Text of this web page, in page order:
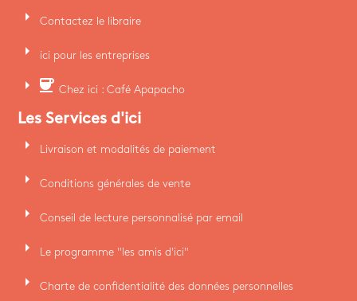
arrow_right Contactez le libraire
arrow_right ici pour les entreprises
arrow_right coffee Chez ici : Café Apapacho
Les Services d'ici
arrow_right Livraison et modalités de paiement
arrow_right Conditions générales de vente
arrow_right Conseil de lecture personnalisé par email
arrow_right Le programme "les amis d'ici"
arrow_right Charte de confidentialité des données personnelles